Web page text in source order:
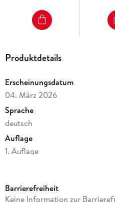
Produktdetails
Erscheinungsdatum
04. März 2026
Sprache
deutsch
Auflage
1. Auflage
Altersempfehlung
Barrierefreiheit
Keine Information zur